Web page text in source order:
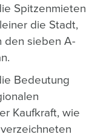
Spitzenmieten
die Stadt,
den sieben A-
Bedeutung
Kaufkraft, wie